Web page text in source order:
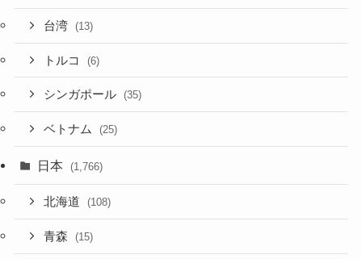
台湾 (13)
トルコ (6)
シンガポール (35)
ベトナム (25)
日本 (1,766)
北海道 (108)
青森 (15)